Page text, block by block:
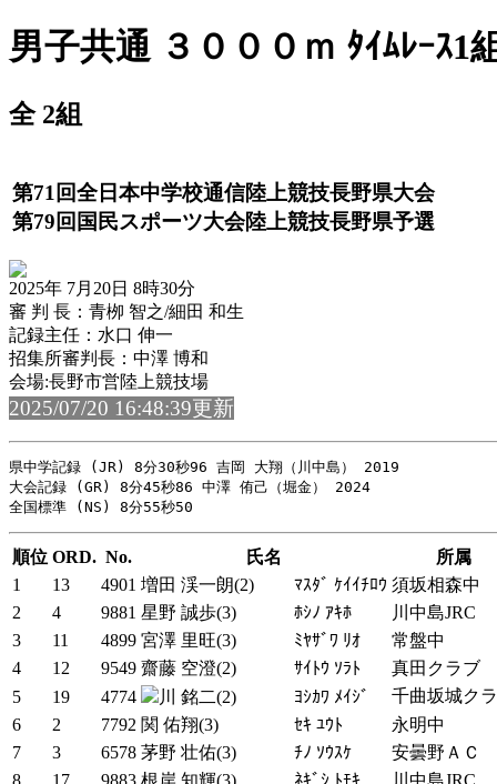
男子共通 ３０００ｍ ﾀｲﾑﾚｰｽ1
全 2組
第71回全日本中学校通信陸上競技長野県大会
第79回国民スポーツ大会陸上競技長野県予選
2025年 7月20日 8時30分
審 判 長：青栁 智之/細田 和生
記録主任：水口 伸一
招集所審判長：中澤 博和
会場:長野市営陸上競技場
2025/07/20 16:48:39更新
県中学記録 (JR) 8分30秒96 吉岡 大翔（川中島） 2019
大会記録 (GR) 8分45秒86 中澤 侑己（堀金） 2024
順位 ORD. No. 氏名
所属
1
13 4901 増田 渓一朗(2) ﾏｽﾀﾞ ｹｲｲﾁﾛｳ 須坂相森中
2
4 9881 星野 誠歩(3) ﾎｼﾉ ｱｷﾎ
川中島JRC
3
11 4899 宮澤 里旺(3) ﾐﾔｻﾞﾜ ﾘｵ
常盤中
4
12 9549 齋藤 空澄(2) ｻｲﾄｳ ｿﾗﾄ
真田クラブ
5
19 4774 川 銘二(2) ﾖｼｶﾜ ﾒｲｼﾞ
千曲坂城ク
6
2 7792 関 佑翔(3) ｾｷ ﾕｳﾄ
永明中
7
3 6578 茅野 壮佑(3) ﾁﾉ ｿｳｽｹ
安曇野ＡＣ
8
17 9883 根岸 知輝(3) ﾈｷﾞｼ ﾄﾓｷ
川中島JRC